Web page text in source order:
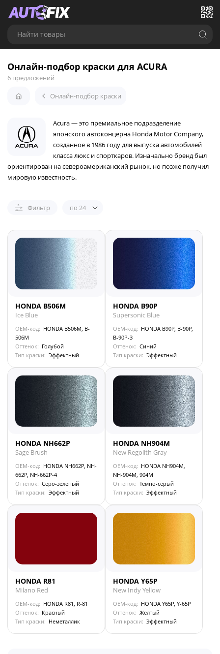
Найти товары
Онлайн-подбор краски для ACURA
6 предложений
Онлайн-подбор краски
Acura — это премиальное подразделение
японского автоконцерна Honda Motor Company,
созданное в 1986 году для выпуска автомобилей
класса люкс и спорткаров. Изначально бренд был
ориентирован на североамериканский рынок, но позже получил
мировую известность.
Фильтр по 24
HONDA B506M
Ice Blue
OEM-код: HONDA B506M, B-
506M
Оттенок: Голубой
Тип краски: Эффектный
HONDA B90P
Supersonic Blue
OEM-код: HONDA B90P, B-90P,
B-90P-3
Оттенок: Синий
Тип краски: Эффектный
HONDA NH662P
Sage Brush
OEM-код: HONDA NH662P, NH-
662P, NH-662P-4
Оттенок: Серо-зеленый
Тип краски: Эффектный
HONDA NH904M
New Regolith Gray
OEM-код: HONDA NH904M,
NH-904M, 904M
Оттенок: Темно-серый
Тип краски: Эффектный
HONDA R81
Milano Red
OEM-код: HONDA R81, R-81
Оттенок: Красный
Тип краски: Неметаллик
HONDA Y65P
New Indy Yellow
OEM-код: HONDA Y65P, Y-65P
Оттенок: Желтый
Тип краски: Эффектный